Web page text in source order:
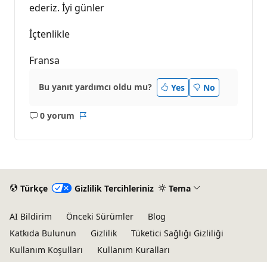
ederiz. İyi günler
İçtenlikle
Fransa
Bu yanıt yardımcı oldu mu? Yes No
0 yorum
Açıklama
Türkçe Gizlilik Tercihleriniz Tema
AI Bildirim Önceki Sürümler
Blog
Katkıda Bulunun
Gizlilik
Tüketici Sağlığı Gizliliği
Kullanım Koşulları
Kullanım Kuralları